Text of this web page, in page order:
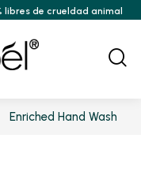
de crueldad animal
Enriched Hand Wash